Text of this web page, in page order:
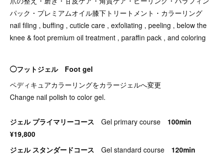
パック・プレミアムオイル膝下トリートメント・カラーリング
nail filing , buffing , cuticle care , exfoliating , peeling , below the
knee & foot premium oil treatment , paraffin pack , and coloring
◯フットジェル Foot gel
ペディキュアカラーリングをカラージェルへ変更
Change nail polish to color gel.
ジェル プライマリーコース Gel primary course 100min
¥19,800
ジェル スタンダードコース Gel standard course 120min